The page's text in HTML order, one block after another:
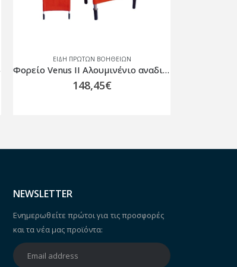
ΕΙΔΗ ΠΡΩΤΩΝ ΒΟΗΘΕΙΩΝ
Φορείο Venus II Αλουμινένιο αναδιπλούμενο
148,45€
NEWSLETTER
Ενημερωθείτε πρώτοι για τις προσφορές
και τα νέα μας προϊόντα: